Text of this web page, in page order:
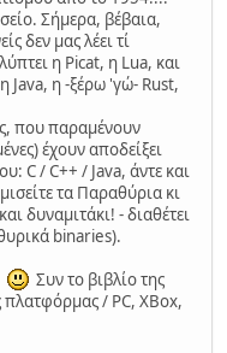
Σήμερα, βέβαια,
δεν μας λέει τί
η Picat, η Lua, και
Java, η -ξέρω 'γώ- Rust,
που παραμένουν
έχουν αποδείξει
C / C++ / Java, άντε και
τα Παραθύρια κι
δυναμιτάκι! - διαθέτει
binaries).
Συν το βιβλίο της
πλατφόρμας / PC, XBox,